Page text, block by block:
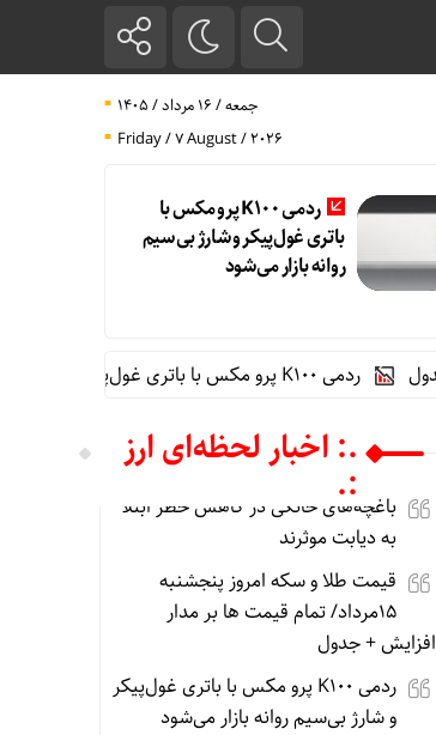
جمعه / ۱۶ مرداد / ۱۴۰۵
Friday / 7 August / 2026
ردمی K100 پرو مکس با
باتری غول‌پیکر و شارژ بی‌سیم
روانه بازار می‌شود
ردمی K100 پرو مکس با باتری غول‌پیکر و شارژ بی‌سیم روانه بازار می‌شود
.: اخبار لحظه‌ای ارز
:.
باغچه‌های خانگی در کاهش خطر ابتلا
به دیابت موثرند
قیمت طلا و سکه امروز پنجشنبه
15مرداد/ تمام قیمت ها بر مدار
افزایش + جدول
ردمی K100 پرو مکس با باتری غول‌پیکر
و شارژ بی‌سیم روانه بازار می‌شود